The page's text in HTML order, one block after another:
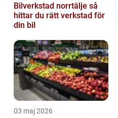
Bilverkstad norrtälje så
hittar du rätt verkstad för
din bil
03 maj 2026